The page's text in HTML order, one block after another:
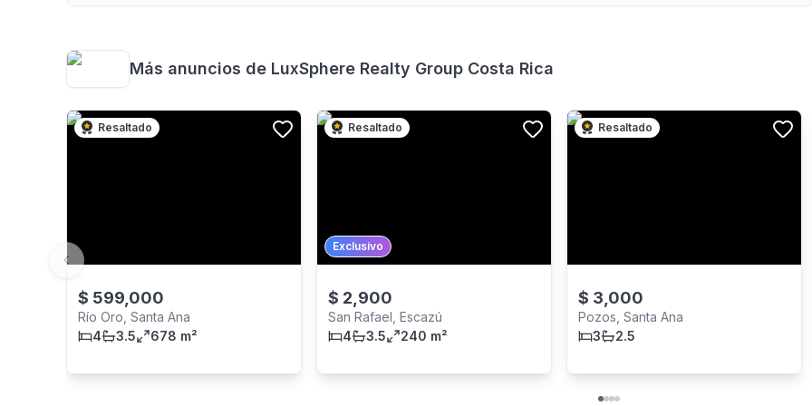
Más anuncios de LuxSphere Realty Group Costa Rica
Resaltado
$ 599,000
Río Oro, Santa Ana
4
3.5 678 m²
Resaltado
Exclusivo
$ 2,900
San Rafael, Escazú
4
3.5 240 m²
Resaltado
$ 3,000
Pozos, Santa Ana
3
2.5
Previous slide